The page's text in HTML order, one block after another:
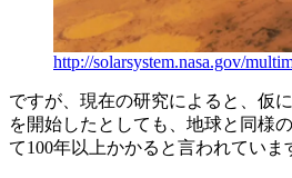
http://solarsystem.nasa.gov/
ですが、現在の研究によると、仮
を開始したとしても、地球と同様
て100年以上かかると言われていま